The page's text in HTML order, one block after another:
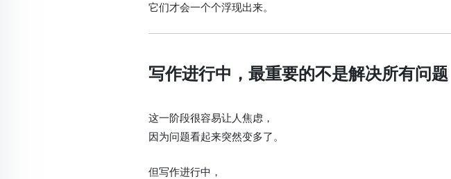
它们才会一个个浮现出来。
写作进行中，最重要的不是解决所有问题
这一阶段很容易让人焦虑，
因为问题看起来突然变多了。
但写作进行中，